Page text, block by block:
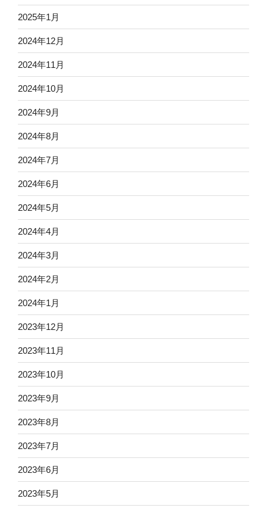
2025年1月
2024年12月
2024年11月
2024年10月
2024年9月
2024年8月
2024年7月
2024年6月
2024年5月
2024年4月
2024年3月
2024年2月
2024年1月
2023年12月
2023年11月
2023年10月
2023年9月
2023年8月
2023年7月
2023年6月
2023年5月